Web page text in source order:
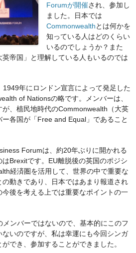
Forumが開催され、参加し
ました。日本では
Commonwealthとは何かを
知っている人はどのくらい
いるのでしょうか？また
帝国」と理解している人もいるのでは
年にロンドン宣言によって発足した
of Nationsの略です。メンバーは、
、植民地時代のCommonwealth（大英
各国が「Free and Equal」であること
Forumは、約20年ぶりに開かれる
Brexitです。EU離脱後の英国のポジシ
経済圏を活用して、世界の中で重要な
動きであり、日本ではあまり報道され
後を考える上では重要なポイントの一
ンバーではないので、基本的にこのフ
ないのですが、私は幸運にも今回シンガ
でき、参加することができました。